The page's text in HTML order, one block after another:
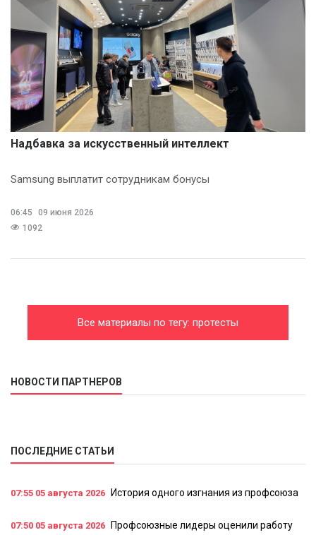
Надбавка за искусственный интеллект
Samsung выплатит сотрудникам бонусы
06:45
09 июня 2026
1092
Все материалы по тегу: протесты
НОВОСТИ ПАРТНЕРОВ
ПОСЛЕДНИЕ СТАТЬИ
07:55 05 августа 2026 История одного изгнания из профсоюза
07:50 05 августа 2026
Профсоюзные лидеры оценили работу